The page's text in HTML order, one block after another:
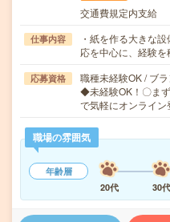
交通費規定内支給
仕事内容
・紙を作る大きな
応を中心に、経験
応募資格
職種未経験OK / ブ
◆未経験OK！〇ま
で気軽にオンライ
職場の雰囲気
年齢層
20代
30代